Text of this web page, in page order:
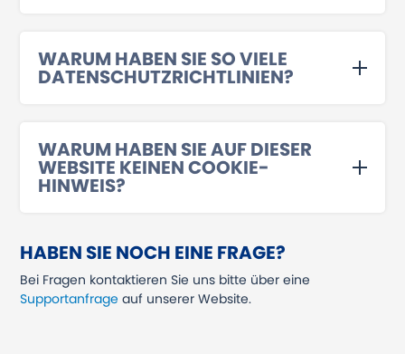
WARUM HABEN SIE SO VIELE
DATENSCHUTZRICHTLINIEN?
WARUM HABEN SIE AUF DIESER
WEBSITE KEINEN COOKIE-
HINWEIS?
HABEN SIE NOCH EINE FRAGE?
Bei Fragen kontaktieren Sie uns bitte über eine
Supportanfrageauf unserer Website.